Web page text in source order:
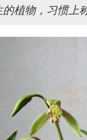
植物，习惯上